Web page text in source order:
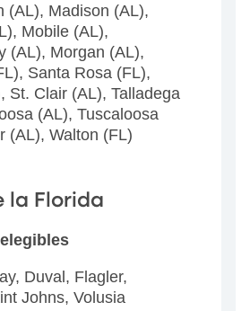
(AL), Madison (AL),
Mobile (AL),
(AL), Morgan (AL),
Santa Rosa (FL),
St. Clair (AL), Talladega
(AL), Tuscaloosa
(AL), Walton (FL)
la Florida
Duval, Flagler,
Johns, Volusia